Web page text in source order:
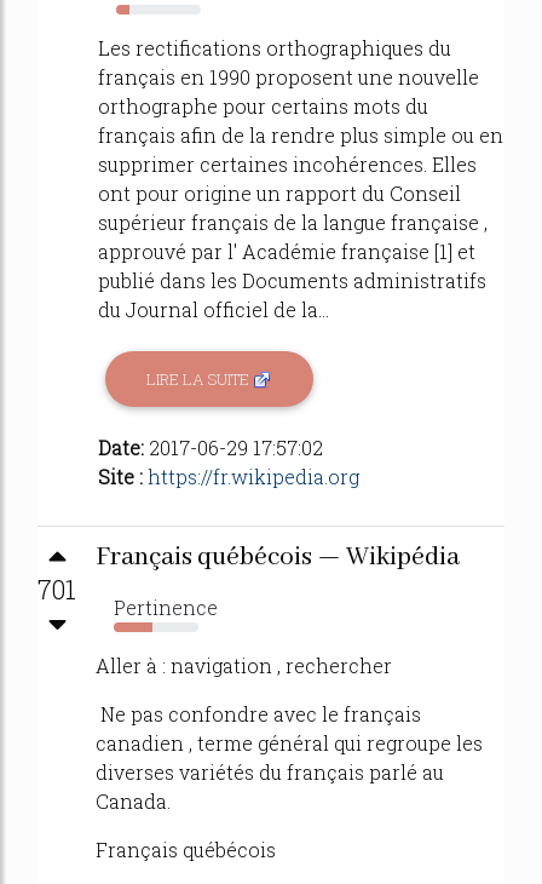
16%
Les rectifications orthographiques du
français en 1990 proposent une nouvelle
orthographe pour certains mots du
français afin de la rendre plus simple ou en
supprimer certaines incohérences. Elles
ont pour origine un rapport du Conseil
supérieur français de la langue française ,
approuvé par l' Académie française [1] et
publié dans les Documents administratifs
du Journal officiel de la...
LIRE LA SUITE
Date: 2017-06-29 17:57:02
Site :https://fr.wikipedia.org
701
Français québécois — Wikipédia
Pertinence
45%
Aller à : navigation , rechercher
Ne pas confondre avec le français
canadien , terme général qui regroupe les
diverses variétés du français parlé au
Canada.
Français québécois